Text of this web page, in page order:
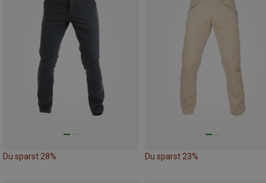
Du sparst 28% Du sparst 23%